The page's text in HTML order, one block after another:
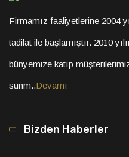
Firmamız faaliyetlerine 2004
tadilat ile başlamıştır. 2010
bünyemize katıp
sunm..Devamı
Bizden Haberler